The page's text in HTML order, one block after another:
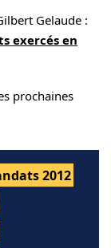
Gelaude :
exercés en
prochaines
2012